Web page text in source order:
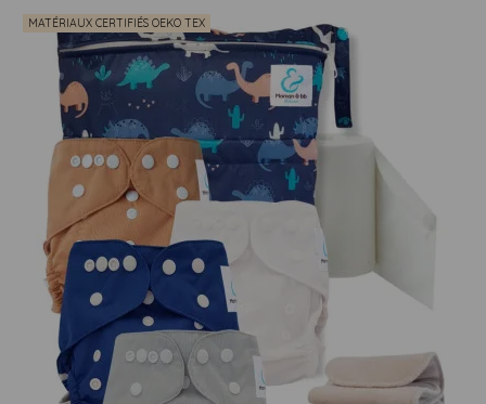
MATÉRIAUX CERTIFIÉS OEKO TEX